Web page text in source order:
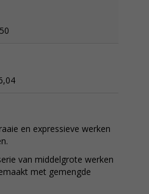
en expressieve werken
van middelgrote werken
met gemengde